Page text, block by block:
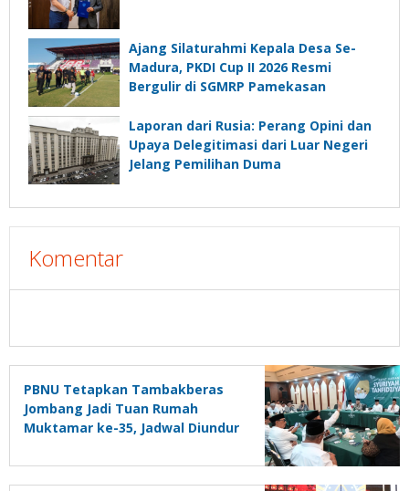
Ajang Silaturahmi Kepala Desa Se-
Madura, PKDI Cup II 2026 Resmi
Bergulir di SGMRP Pamekasan
Laporan dari Rusia: Perang Opini dan
Upaya Delegitimasi dari Luar Negeri
Jelang Pemilihan Duma
Komentar
PBNU Tetapkan Tambakberas
Jombang Jadi Tuan Rumah
Muktamar ke-35, Jadwal Diundur